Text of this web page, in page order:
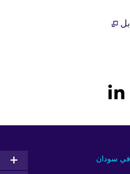
في سودان